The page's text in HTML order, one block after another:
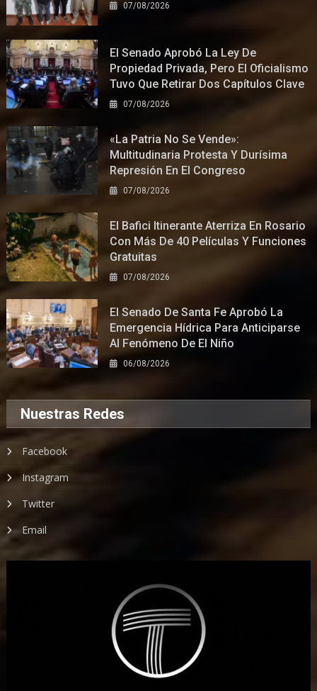
07/08/2026
El Senado Aprobó La Ley De
Propiedad Privada, Pero El Oficialismo
Tuvo Que Retirar Dos Capítulos Clave
07/08/2026
«La Patria No Se Vende»:
Multitudinaria Protesta Y Durísima
Represión En El Congreso
07/08/2026
El Bafici Itinerante Aterriza En Rosario
Con Más De 40 Películas Y Funciones
Gratuitas
07/08/2026
El Senado De Santa Fe Aprobó La
Emergencia Hídrica Para Anticiparse
Al Fenómeno De El Niño
06/08/2026
Nuestras Redes
Facebook
Instagram
Twitter
Email